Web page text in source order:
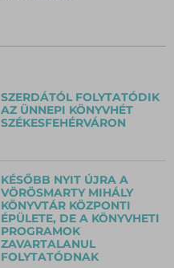
SZERDÁTÓL FOLYTATÓDIK
AZ ÜNNEPI KÖNYVHÉT
SZÉKESFEHÉRVÁRON
KÉSŐBB NYIT ÚJRA A
VÖRÖSMARTY MIHÁLY
KÖNYVTÁR KÖZPONTI
ÉPÜLETE, DE A KÖNYVHETI
PROGRAMOK
ZAVARTALANUL
FOLYTATÓDNAK